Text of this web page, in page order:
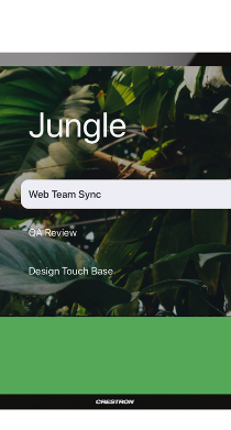
/+1.888.303.1012